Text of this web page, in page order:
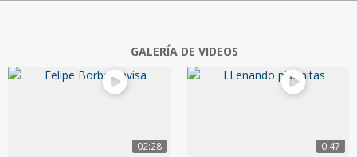
GALERÍA DE VIDEOS
02:28 0:47